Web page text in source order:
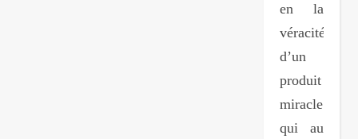
en la
véracité
d’un
produit
miracle
qui au